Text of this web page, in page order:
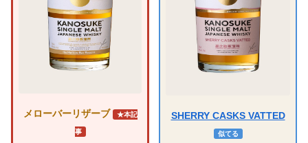
メローバーリザーブ ★本記
事
SHERRY CASKS VATTED
似てる